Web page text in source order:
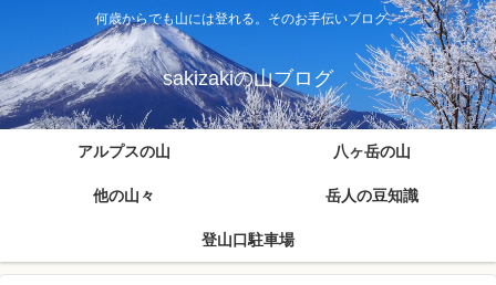
何歳からでも山には登れる。そのお手伝いブログ。
sakizakiの山ブログ
アルプスの山 八ヶ岳の山
他の山々 岳人の豆知識
登山口駐車場